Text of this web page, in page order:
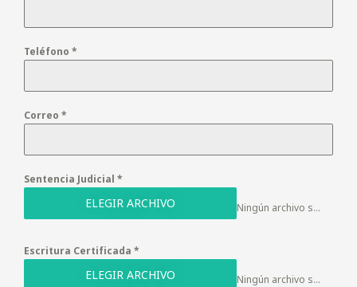
Teléfono *
Correo *
Sentencia Judicial *
ELEGIR ARCHIVO Ningún archivo seleccionado
Escritura Certificada *
ELEGIR ARCHIVO Ningún archivo seleccionado